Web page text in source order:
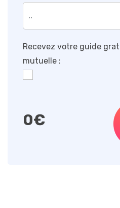
Recevez votre guide
mutuelle :
0€